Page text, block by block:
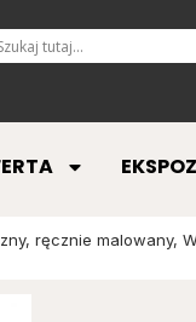
ręcznie malowany,